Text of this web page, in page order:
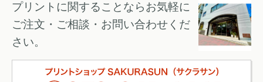
プリントに関することならお気軽に
ご注文・ご相談・お問い合わせくだ
さい。